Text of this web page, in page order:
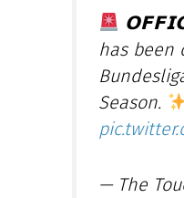
has been
Season.
— The